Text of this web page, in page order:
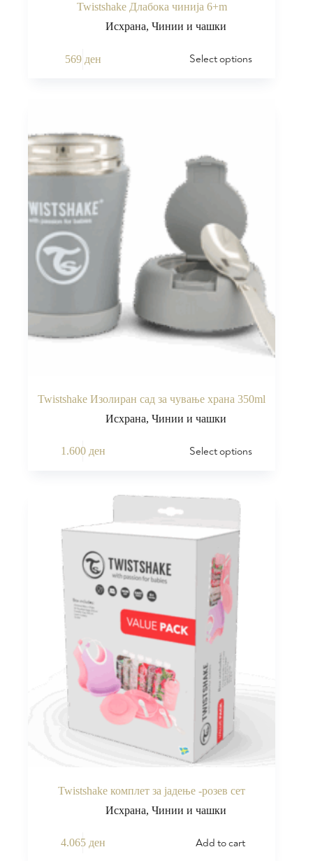
Twistshake Длабока чинија 6+m
Исхрана, Чинии и чашки
569 ден Select options
Twistshake Изолиран сад за чување храна 350ml
Исхрана, Чинии и чашки
1.600 ден Select options
Twistshake комплет за јадење -розев сет
Исхрана, Чинии и чашки
4.065 ден Add to cart